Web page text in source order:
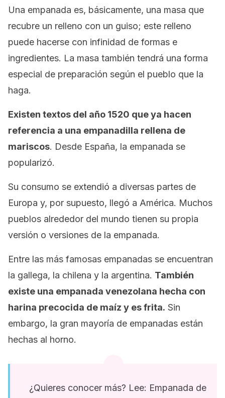
Una empanada es, básicamente, una masa que
recubre un relleno con un guiso; este relleno
puede hacerse con infinidad de formas e
ingredientes. La masa también tendrá una forma
especial de preparación según el pueblo que la
haga.
Existen textos del año 1520 que ya hacen
referencia a una empanadilla rellena de
mariscos. Desde España, la empanada se
popularizó.
Su consumo se extendió a diversas partes de
Europa y, por supuesto, llegó a América. Muchos
pueblos alrededor del mundo tienen su propia
versión o versiones de la empanada.
Entre las más famosas empanadas se encuentran
la gallega, la chilena y la argentina. También
existe una empanada venezolana hecha con
harina precocida de maíz y es frita. Sin
embargo, la gran mayoría de empanadas están
hechas al horno.
¿Quieres conocer más? Lee: Empanada de